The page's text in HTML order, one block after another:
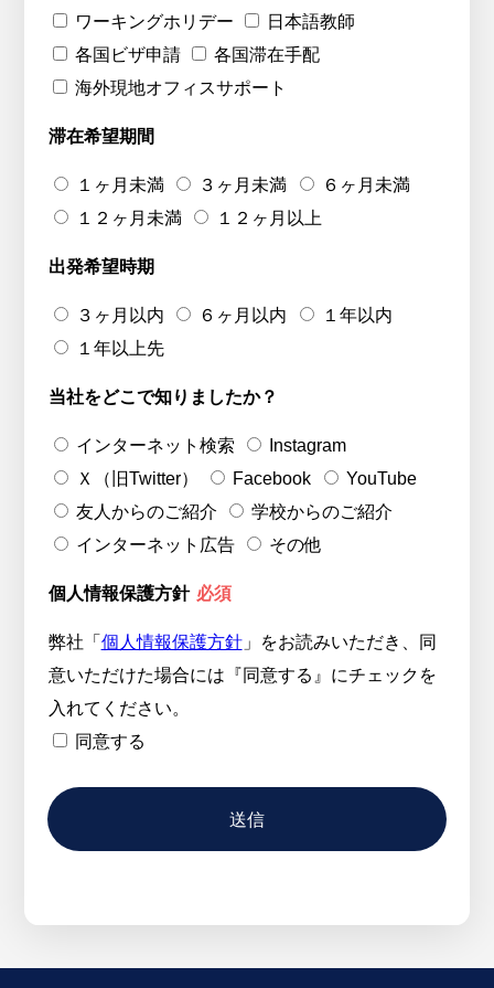
ワーキングホリデー
日本語教師
各国ビザ申請
各国滞在手配
海外現地オフィスサポート
滞在希望期間
１ヶ月未満 ３ヶ月未満
６ヶ月未満
１２ヶ月未満
１２ヶ月以上
出発希望時期
３ヶ月以内 ６ヶ月以内
１年以内
１年以上先
当社をどこで知りましたか？
インターネット検索
Instagram
Ｘ（旧Twitter）
Facebook
YouTube
友人からのご紹介
学校からのご紹介
インターネット広告
その他
個人情報保護方針 必須
弊社「 個人情報保護方針」をお読みいただき、同
意いただけた場合には『同意する』にチェックを
入れてください。
同意する